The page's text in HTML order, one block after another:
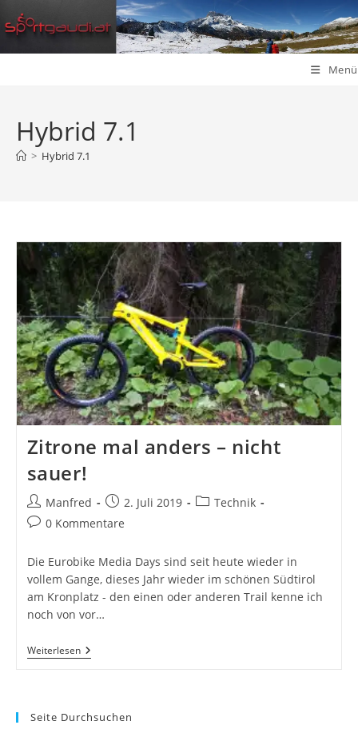
Zum
Inhalt
Menü
Hybrid 7.1
> Hybrid 7.1
Zitrone mal anders – nicht
sauer!
Beitrags-
Autor:
Manfred
Beitrag
veröffentlicht:
2. Juli 2019
Beitrags-
Technik
Beitrags-
0 Kommentare
Die Eurobike Media Days sind seit heute wieder in
vollem Gange, dieses Jahr wieder im schönen Südtirol
am Kronplatz - den einen oder anderen Trail kenne ich
noch von vor…
WeiterlesenZitrone
Mal
Sauer!
Seite Durchsuchen